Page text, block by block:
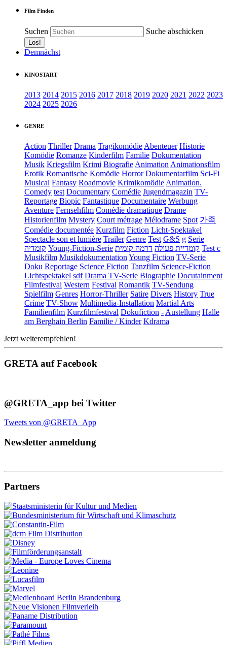
Film Finden
Suchen Suche abschicken
Demnächst
KINOSTART
2013 2014 2015 2016 2017 2018 2019 2020 2021 2022 2023
2024 2025 2026
GENRE
Action Thriller Drama TragikomödieAbenteuer Historie
Komödie Romanze Kinderfilm Familie Dokumentation
Musik Kriegsfilm Krimi BiografieAnimationAnimationsfilm
Erotik Romantische Komödie Horror Dokumentarfilm Sci-Fi
Musical Fantasy Roadmovie KrimikomödieAnimation.
Comedy test Documentary Comédie Jugendmagazin TV-
Reportage Biopic Fantastique Documentaire Werbung
Aventure Fernsehfilm Comédie dramatique Drame
Historienfilm Mystery Court métrage Mélodrame Spot 가족
Comédie documentée Kurzfilm Fiction Licht-Spektakel
Spectacle son et lumière Trailer Genre Test G&S g Serie
קומדיה Young-Fiction-Serie קומדיית פעולה דרמה קומית
Test c
Musikfilm MusikdokumentationYoung Fiction TV-Serie
Doku Reportage Science Fiction Tanzfilm Science-Fiction
Lichtspektakel sdf Drama TV-Serie Biographie Docutainment
Filmfestival Western Festival Romantik TV-Sendung
Spielfilm Genres Horror-Thriller Satire Divers History True
Crime TV-Show Multimedia-Installation Martial Arts
Familienfilm Kurzfilmfestival Dokufiction -Austellung Halle
am Berghain Berlin Familie / Kinder Kdrama
Jetzt weiterempfehlen!
GRETA auf Facebook
@GRETA_app bei Twitter
Tweets von @GRETA_App
Newsletter anmeldung
Partners